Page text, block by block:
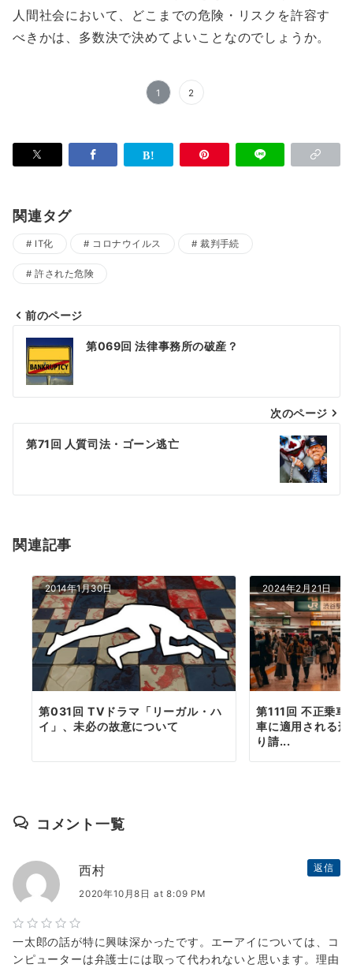
人間社会において、どこまでの危険・リスクを許容す
べきかは、多数決で決めてよいことなのでしょうか。
1 2
関連タグ
IT化 コロナウイルス 裁判手続
許された危険
投
稿
ナ
ビ
ゲ
シ
ン
前のページ
第069回 法律事務所の破産？
次のページ
第71回 人質司法・ゴーン逃亡
関連記事
2014年1月30日
第031回 TVドラマ「リーガル・ハ
イ」、未必の故意について
2024年2月21日
第111回 不正乗車
車に適用される
り請...
コメント一覧
返信
西村
2020年10月8日 at 8:09 PM
一太郎の話が特に興味深かったです。エーアイについては、コ
ンピューターは弁護士には取って代われないと思います。理由